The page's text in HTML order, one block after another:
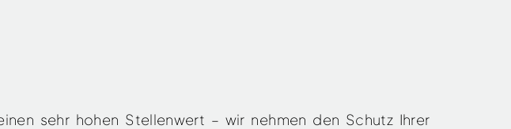
sehr hohen Stellenwert – wir nehmen den Schutz Ihrer